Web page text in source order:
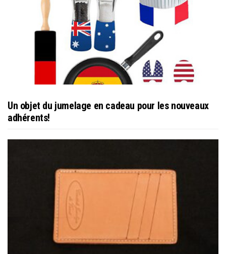
Un objet du jumelage en cadeau pour les nouveaux
adhérents!